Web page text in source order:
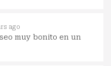
ago
muy bonito en un